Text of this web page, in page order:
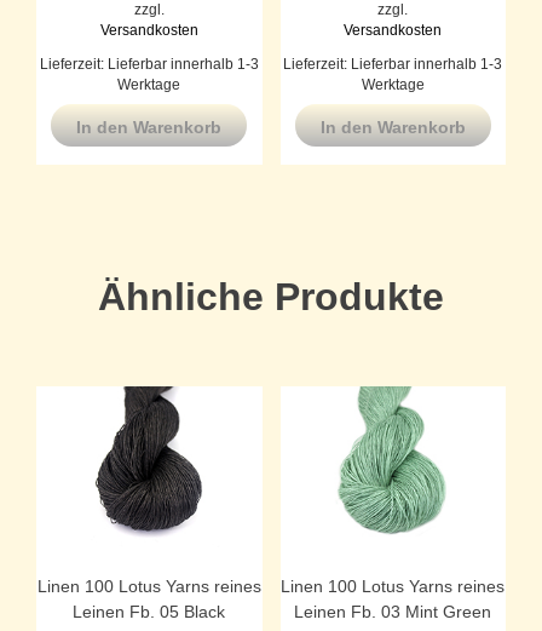
zzgl.
Versandkosten
Lieferzeit:
Lieferbar innerhalb 1-3
Werktage
In den Warenkorb
zzgl.
Versandkosten
Lieferzeit:
Lieferbar innerhalb 1-3
Werktage
In den Warenkorb
Ähnliche Produkte
Linen 100 Lotus Yarns reines
Leinen Fb. 05 Black
Linen 100 Lotus Yarns reines
Leinen Fb. 03 Mint Green